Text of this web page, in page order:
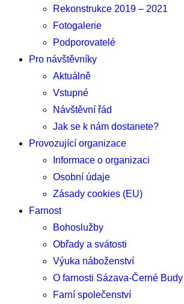
Rekonstrukce 2019 – 2021
Fotogalerie
Podporovatelé
Pro návštěvníky
Aktuálně
Vstupné
Návštěvní řád
Jak se k nám dostanete?
Provozující organizace
Informace o organizaci
Osobní údaje
Zásady cookies (EU)
Farnost
Bohoslužby
Obřady a svátosti
Výuka náboženství
O farnosti Sázava-Černé Budy
Farní společenství